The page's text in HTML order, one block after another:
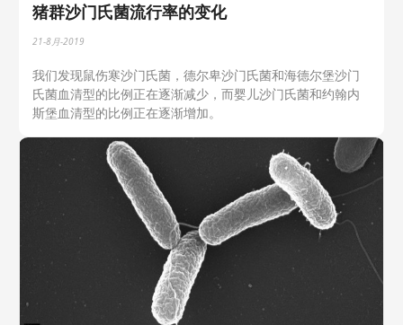
猪群沙门氏菌流行率的变化
21-8月-2019
我们发现鼠伤寒沙门氏菌，德尔卑沙门氏菌和海德尔堡沙门
氏菌血清型的比例正在逐渐减少，而婴儿沙门氏菌和约翰内
斯堡血清型的比例正在逐渐增加。